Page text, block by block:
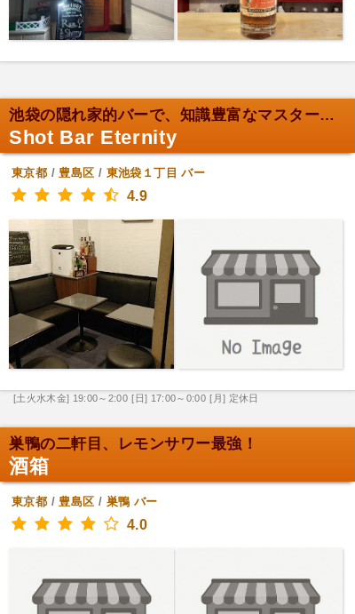
池袋の隠れ家的バーで、知識豊富なマスターのカクテル...
Shot Bar Eternity
東京都 /豊島区 / 東池袋１丁目 バー
4.9
[土火水木金] 19:00～2:00 [日] 17:00～0:00 [月] 定休日
巣鴨の二軒目、レモンサワー最強！
酒箱
東京都 /豊島区 / 巣鴨 バー
4.0